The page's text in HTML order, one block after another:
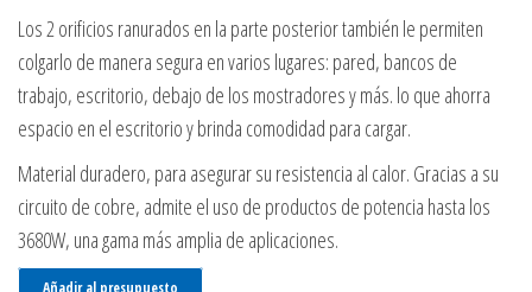
Los 2 orificios ranurados en la parte posterior también le permiten
colgarlo de manera segura en varios lugares: pared, bancos de
trabajo, escritorio, debajo de los mostradores y más. lo que ahorra
espacio en el escritorio y brinda comodidad para cargar.
Material duradero, para asegurar su resistencia al calor. Gracias a su
circuito de cobre, admite el uso de productos de potencia hasta los
3680W, una gama más amplia de aplicaciones.